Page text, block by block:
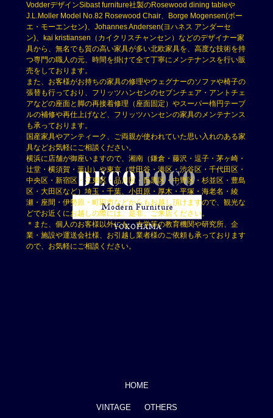
VodderデザインSibast furniture社製のRosewood dining tableや
J.L.Moller Model No.82 Rosewood Chair、Borge Mogensen(ボー
エ・モーエンセン)、Johannes Andersen(ヨハネス アンダーセ
ン)、kai kristiansen（カイクリスチャンセン）などのデザイナー家
具から、無名でも質の高い家具が多い北欧家具を、高度な技術を持
つ専門の職人の元、時間を掛けて全て丁寧にメンテナンスを行い販
売をしております。
また、お客様がお持ちの家具の修理やウェグナーのソファや椅子の
張替も行っており、フリッツハンセンのセブンチェア・アントチェ
アなどの座面と脚の再接着修理（座面固定）やスーパー楕円テーブ
ルの補修や再仕上げなど、フリッツハンセンの家具のメンテナンス
も承っております。
国産家具やアンティーク、ご両親が使われていた思い入れのある家
具などお気軽にご相談ください。
横浜に店舗が御座いますので、湘南（鎌倉・藤沢・逗子・茅ヶ崎・
辻堂・横須賀・葉山）や東京（世田谷・港区・渋谷区・千代田区・
中央区・新宿区・江東区・品川区・目黒区・中野区・杉並区・豊島
区・大田区など）埼玉・千葉、小田原・厚木・平塚・海老名・綾
瀬・座間・伊勢原・町田市などからもお越し頂けますので、観光な
どでお近くにお越しの際には、是非、ご来店ください。
＊また、個人のお客様以外にも、大学等の教育機関や研究所、企
業・施設や運送会社様、お引越し業者様のご依頼も承っております
ので、お気軽にご相談ください。
HOME
VINTAGE OTHERS